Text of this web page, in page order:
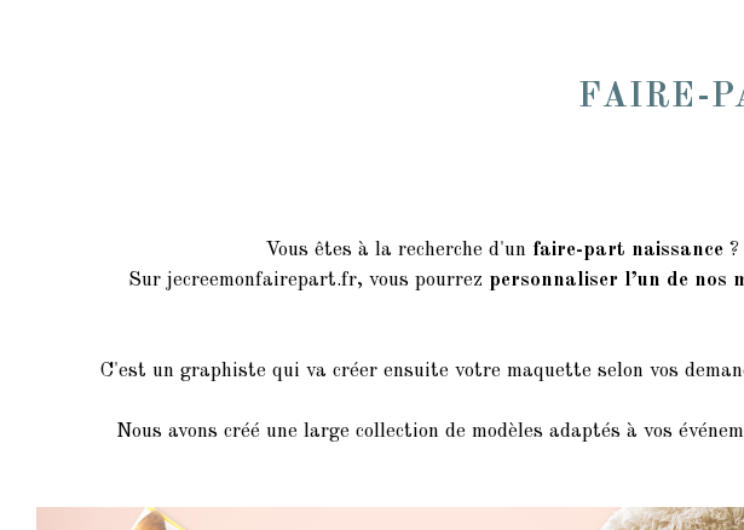
FAIRE-
Vous êtes à la recherche d'un faire-part naissance ?
Sur jecreemonfairepart.fr, vous pourrez personnaliser l’un de nos
C'est un graphiste qui va créer ensuite votre maquette selon vos
Nous avons créé une large collection de modèles adaptés à vos